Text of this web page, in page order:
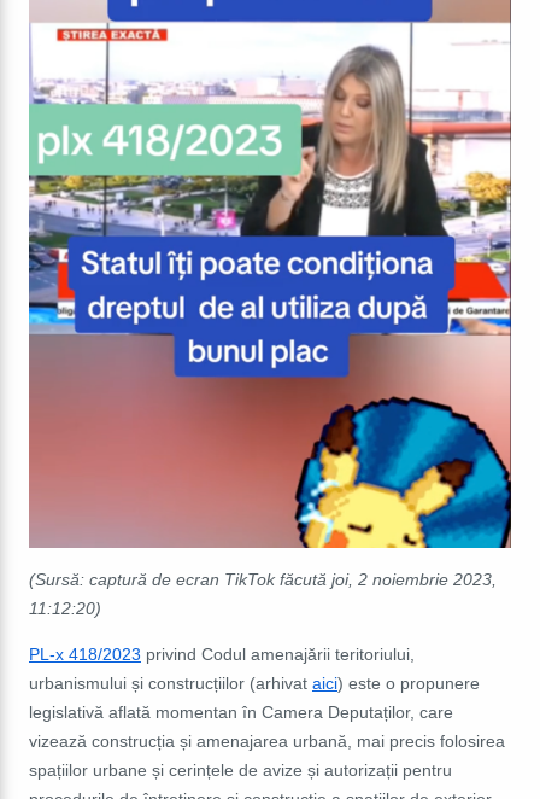
(Sursă: captură de ecran TikTok făcută joi, 2 noiembrie 2023,
11:12:20)
PL-x 418/2023 privind Codul amenajării teritoriului,
urbanismului și construcțiilor (arhivat aici) este o propunere
legislativă aflată momentan în Camera Deputaților, care
vizează construcția și amenajarea urbană, mai precis folosirea
spațiilor urbane și cerințele de avize și autorizații pentru